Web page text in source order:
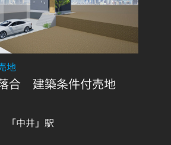
地
合 建築条件付売地
「中井」駅